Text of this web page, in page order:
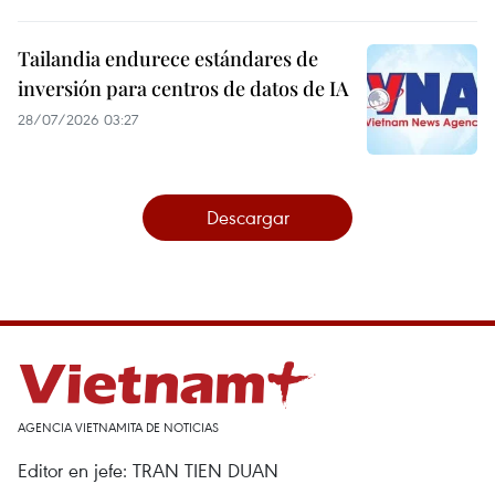
Tailandia endurece estándares de
inversión para centros de datos de IA
28/07/2026 03:27
Descargar
AGENCIA VIETNAMITA DE NOTICIAS
Editor en jefe: TRAN TIEN DUAN